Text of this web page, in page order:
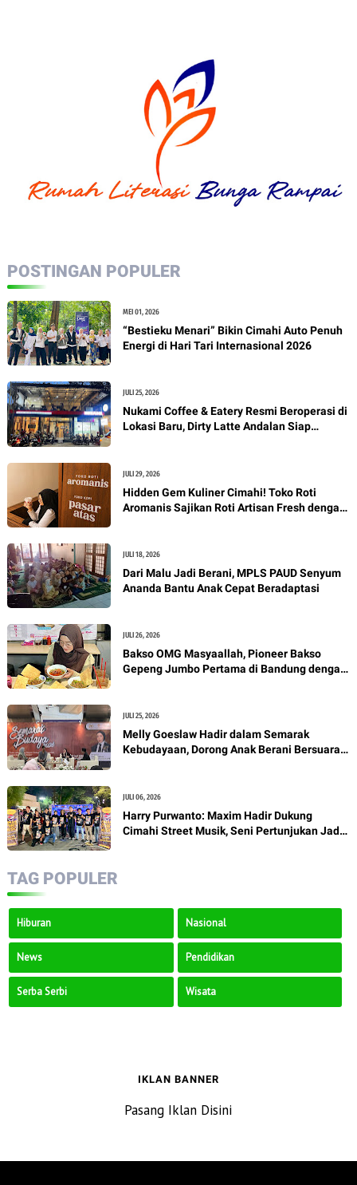
POSTINGAN POPULER
MEI 01, 2026
“Bestieku Menari” Bikin Cimahi Auto Penuh
Energi di Hari Tari Internasional 2026
JULI 25, 2026
Nukami Coffee & Eatery Resmi Beroperasi di
Lokasi Baru, Dirty Latte Andalan Siap
JULI 29, 2026
Hidden Gem Kuliner Cimahi! Toko Roti
Aromanis Sajikan Roti Artisan Fresh dengan
JULI 18, 2026
Dari Malu Jadi Berani, MPLS PAUD Senyum
Ananda Bantu Anak Cepat Beradaptasi
JULI 26, 2026
Bakso OMG Masyaallah, Pioneer Bakso
Gepeng Jumbo Pertama di Bandung dengan
JULI 25, 2026
Melly Goeslaw Hadir dalam Semarak
Kebudayaan, Dorong Anak Berani Bersuara
JULI 06, 2026
Harry Purwanto: Maxim Hadir Dukung
Cimahi Street Musik, Seni Pertunjukan Jadi
TAG POPULER
Hiburan Nasional
News Pendidikan
Serba Serbi Wisata
IKLAN BANNER
Pasang Iklan Disini